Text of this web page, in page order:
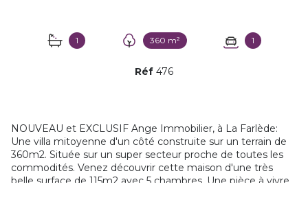
1 360 m² 1
Réf 476
NOUVEAU et EXCLUSIF Ange Immobilier, à La Farlède:
Une villa mitoyenne d'un côté construite sur un terrain de
360m2. Située sur un super secteur proche de toutes les
commodités. Venez découvrir cette maison d'une très
belle surface de 115m2 avec 5 chambres. Une pièce à vivre